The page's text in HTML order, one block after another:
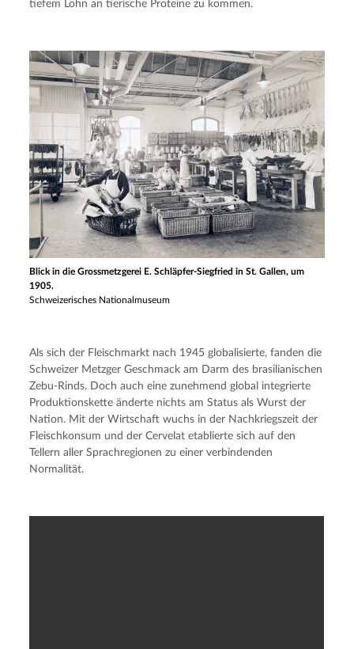
tiefem Lohn an tierische Proteine zu kommen.
Blick in die Grossmetzgerei E. Schläpfer-Siegfried in St. Gallen, um
1905.
Schweizerisches Nationalmuseum
Als sich der Fleischmarkt nach 1945 globalisierte, fanden die
Schweizer Metzger Geschmack am Darm des brasilianischen
Zebu-Rinds. Doch auch eine zunehmend global integrierte
Produktionskette änderte nichts am Status als Wurst der
Nation. Mit der Wirtschaft wuchs in der Nachkriegszeit der
Fleischkonsum und der Cervelat etablierte sich auf den
Tellern aller Sprachregionen zu einer verbindenden
Normalität.